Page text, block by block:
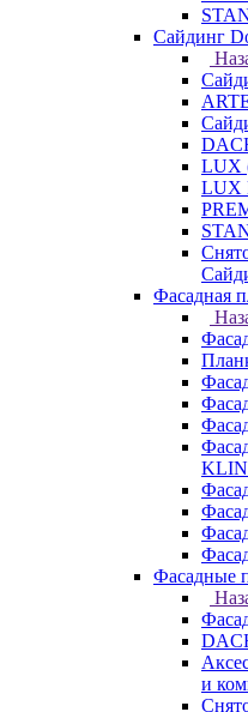
Сайдинг
LUX
LUX
Фасадная
Фасадные
и